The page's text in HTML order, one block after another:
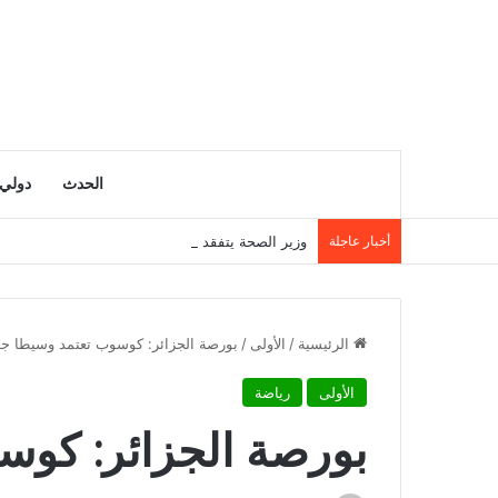
الحدث دولي
أخبار عاجلة وزير الصحة يتفقد مصابي حادث ابن زياد
الرئيسية / الأولى / بورصة الجزائر: كوسوب تعتمد وسيطا
الأولى رياضة
بورصة الجزائر: